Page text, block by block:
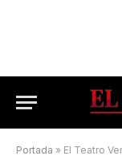
Portada » El Teatro